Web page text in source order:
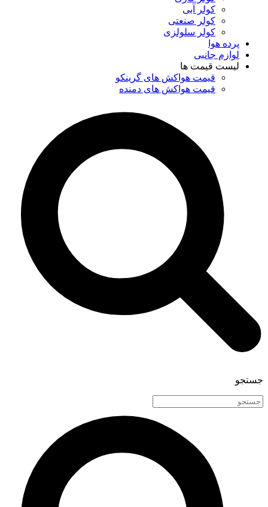
کولر آبی
کولر صنعتی
کولر سلولزی
پرده هوا
لوازم جانبی
لیست قیمت ها
قیمت هواکش های گرینکو
قیمت هواکش های دمنده
جستجو